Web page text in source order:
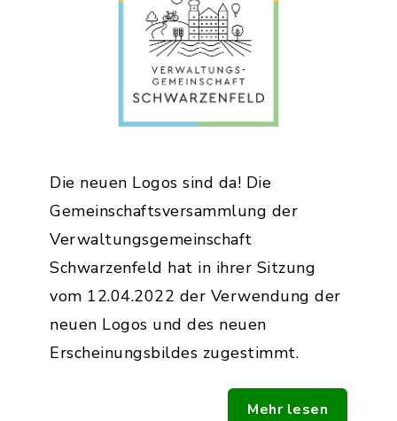
Die neuen Logos sind da! Die
Gemeinschaftsversammlung der
Verwaltungsgemeinschaft
Schwarzenfeld hat in ihrer Sitzung
vom 12.04.2022 der Verwendung der
neuen Logos und des neuen
Erscheinungsbildes zugestimmt.
Mehr lesen